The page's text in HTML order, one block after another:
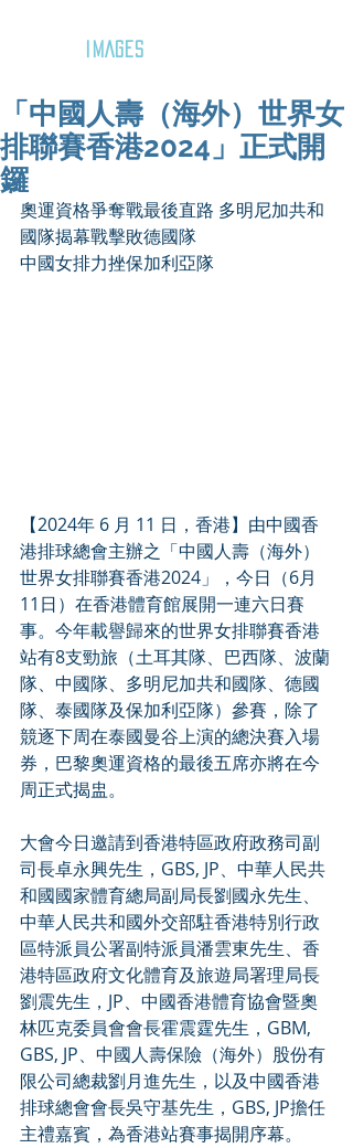
IMAGES
「中國人壽（海外）世界女
排聯賽香港2024」正式開
鑼
奧運資格爭奪戰最後直路 多明尼加共和
國隊揭幕戰擊敗德國隊
中國女排力挫保加利亞隊
【2024年 6 月 11 日，香港】由中國香
港排球總會主辦之「中國人壽（海外）
世界女排聯賽香港2024」，今日（6月
11日）在香港體育館展開一連六日賽
事。今年載譽歸來的世界女排聯賽香港
站有8支勁旅（土耳其隊、巴西隊、波蘭
隊、中國隊、多明尼加共和國隊、德國
隊、泰國隊及保加利亞隊）參賽，除了
競逐下周在泰國曼谷上演的總決賽入場
券，巴黎奧運資格的最後五席亦將在今
周正式揭盅。
大會今日邀請到香港特區政府政務司副
司長卓永興先生，GBS, JP、中華人民共
和國國家體育總局副局長劉國永先生、
中華人民共和國外交部駐香港特別行政
區特派員公署副特派員潘雲東先生、香
港特區政府文化體育及旅遊局署理局長
劉震先生，JP、中國香港體育協會暨奧
林匹克委員會會長霍震霆先生，GBM,
GBS, JP、中國人壽保險（海外）股份有
限公司總裁劉月進先生，以及中國香港
排球總會會長吳守基先生，GBS, JP擔任
主禮嘉賓，為香港站賽事揭開序幕。